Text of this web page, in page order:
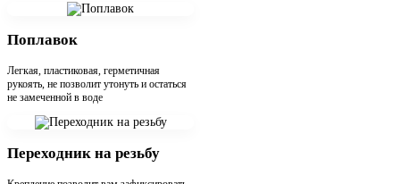
Поплавок
Легкая, пластиковая, герметичная
рукоять, не позволит утонуть и остаться
не замеченной в воде
Переходник на резьбу